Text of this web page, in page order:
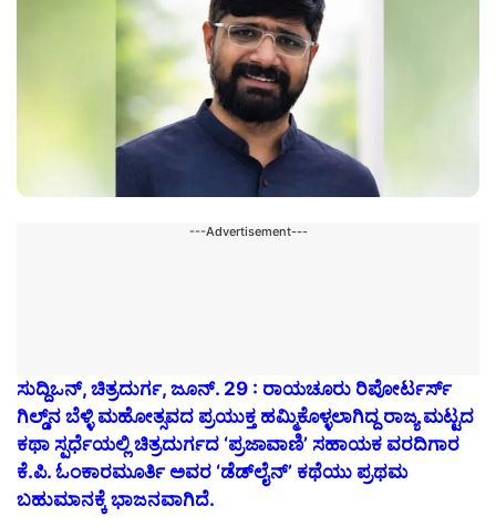
---Advertisement---
ಸುದ್ದಿಒನ್, ಚಿತ್ರದುರ್ಗ, ಜೂನ್‌. 29 : ರಾಯಚೂರು ರಿಪೋರ್ಟರ್ಸ್
ಗಿಲ್ಡ್‌ನ ಬೆಳ್ಳಿ ಮಹೋತ್ಸವದ ಪ್ರಯುಕ್ತ ಹಮ್ಮಿಕೊಳ್ಳಲಾಗಿದ್ದ ರಾಜ್ಯ ಮಟ್ಟದ
ಕಥಾ ಸ್ಪರ್ಧೆಯಲ್ಲಿ ಚಿತ್ರದುರ್ಗದ ‘ಪ್ರಜಾವಾಣಿ’ ಸಹಾಯಕ ವರದಿಗಾರ
ಕೆ.ಪಿ. ಓಂಕಾರಮೂರ್ತಿ ಅವರ ‘ಡೆಡ್‌ಲೈನ್’ ಕಥೆಯು ಪ್ರಥಮ
ಬಹುಮಾನಕ್ಕೆ ಭಾಜನವಾಗಿದೆ.